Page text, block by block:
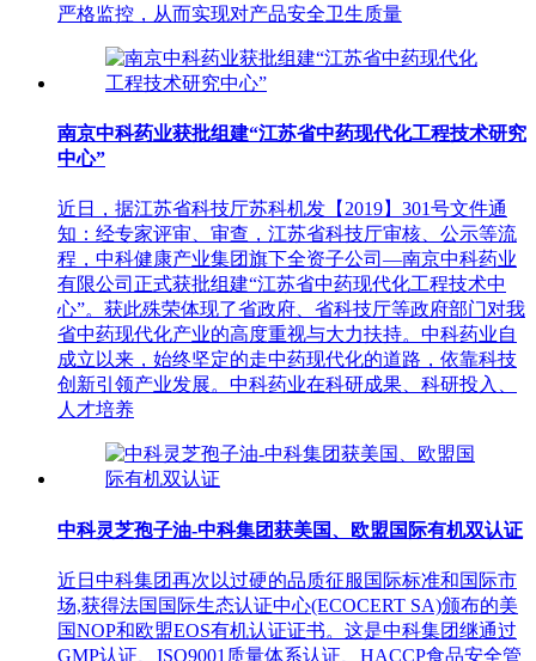
严格监控，从而实现对产品安全卫生质量
南京中科药业获批组建“江苏省中药现代化工程技术研究
中心”
近日，据江苏省科技厅苏科机发【2019】301号文件通
知：经专家评审、审查，江苏省科技厅审核、公示等流
程，中科健康产业集团旗下全资子公司—南京中科药业
有限公司正式获批组建“江苏省中药现代化工程技术中
心”。获此殊荣体现了省政府、省科技厅等政府部门对我
省中药现代化产业的高度重视与大力扶持。中科药业自
成立以来，始终坚定的走中药现代化的道路，依靠科技
创新引领产业发展。中科药业在科研成果、科研投入、
人才培养
中科灵芝孢子油-中科集团获美国、欧盟国际有机双认证
近日中科集团再次以过硬的品质征服国际标准和国际市
场,获得法国国际生态认证中心(ECOCERT SA)颁布的美
国NOP和欧盟EOS有机认证证书。这是中科集团继通过
GMP认证、ISO9001质量体系认证、HACCP食品安全管